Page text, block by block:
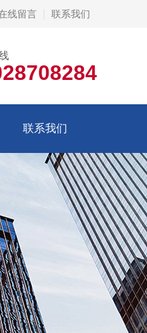
线留言 联系我们
联系我们